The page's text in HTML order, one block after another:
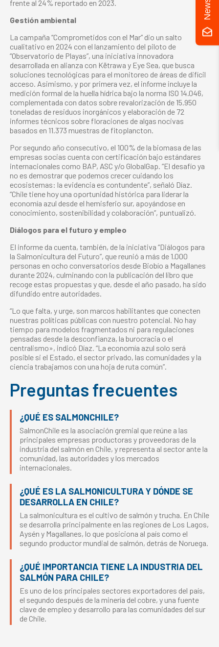
frente al 24% reportado en 2023.
Gestión ambiental
La campaña “Comprometidos con el Mar” dio un salto
cualitativo en 2024 con el lanzamiento del piloto de
“Observatorio de Playas”, una iniciativa innovadora
desarrollada en alianza con Këtrawa y Eye Sea, que busca
soluciones tecnológicas para el monitoreo de áreas de difícil
acceso. Asimismo, y por primera vez, el informe incluye la
medición formal de la huella hídrica bajo la norma ISO 14.046,
complementada con datos sobre revalorización de 15.950
toneladas de residuos inorgánicos y elaboración de 72
informes técnicos sobre floraciones de algas nocivas
basados en 11.373 muestras de fitoplancton.
Por segundo año consecutivo, el 100% de la biomasa de las
empresas socias cuenta con certificación bajo estándares
internacionales como BAP, ASC y/o GlobalGap. “El desafío ya
no es demostrar que podemos crecer cuidando los
ecosistemas: la evidencia es contundente”, señaló Díaz.
“Chile tiene hoy una oportunidad histórica para liderar la
economía azul desde el hemisferio sur, apoyándose en
conocimiento, sostenibilidad y colaboración”, puntualizó.
Diálogos para el futuro y empleo
El informe da cuenta, también, de la iniciativa “Diálogos para
la Salmonicultura del Futuro”, que reunió a más de 1.000
personas en ocho conversatorios desde Biobío a Magallanes
durante 2024, culminando con la publicación del libro que
recoge estas propuestas y que, desde el año pasado, ha sido
difundido entre autoridades.
“Lo que falta, y urge, son marcos habilitantes que conecten
nuestras políticas públicas con nuestro potencial. No hay
tiempo para modelos fragmentados ni para regulaciones
pensadas desde la desconfianza, la burocracia o el
centralismo», indicó Díaz. “La economía azul solo será
posible si el Estado, el sector privado, las comunidades y la
ciencia trabajamos con una hoja de ruta común”.
Preguntas frecuentes
¿QUÉ ES SALMONCHILE?
SalmonChile es la asociación gremial que reúne a las
principales empresas productoras y proveedoras de la
industria del salmón en Chile, y representa al sector ante la
comunidad, las autoridades y los mercados
internacionales.
¿QUÉ ES LA SALMONICULTURA Y DÓNDE SE
DESARROLLA EN CHILE?
La salmonicultura es el cultivo de salmón y trucha. En Chile
se desarrolla principalmente en las regiones de Los Lagos,
Aysén y Magallanes, lo que posiciona al país como el
segundo productor mundial de salmón, detrás de Noruega.
¿QUÉ IMPORTANCIA TIENE LA INDUSTRIA DEL
SALMÓN PARA CHILE?
Es uno de los principales sectores exportadores del país,
el segundo después de la minería del cobre, y una fuente
clave de empleo y desarrollo para las comunidades del sur
de Chile.